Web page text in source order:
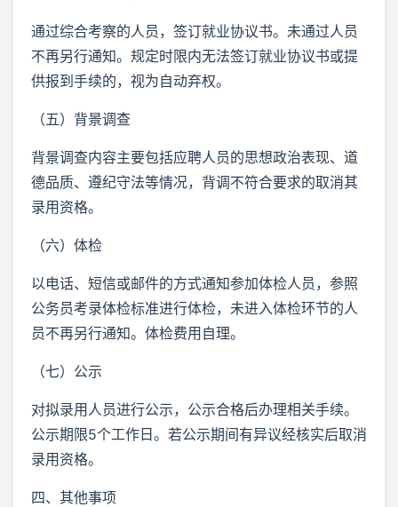
通过综合考察的人员，签订就业协议书。未通过人员
不再另行通知。规定时限内无法签订就业协议书或提
供报到手续的，视为自动弃权。
（五）背景调查
背景调查内容主要包括应聘人员的思想政治表现、道
德品质、遵纪守法等情况，背调不符合要求的取消其
录用资格。
（六）体检
以电话、短信或邮件的方式通知参加体检人员，参照
公务员考录体检标准进行体检，未进入体检环节的人
员不再另行通知。体检费用自理。
（七）公示
对拟录用人员进行公示，公示合格后办理相关手续。
公示期限5个工作日。若公示期间有异议经核实后取消
录用资格。
四、其他事项